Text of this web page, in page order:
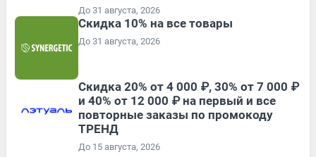
До 31 августа, 2026
Скидка 10% на все товары
До 31 августа, 2026
Скидка 20% от 4 000 ₽, 30% от 7 000 ₽
и 40% от 12 000 ₽ на первый и все
повторные заказы по промокоду
ТРЕНД
До 15 августа, 2026